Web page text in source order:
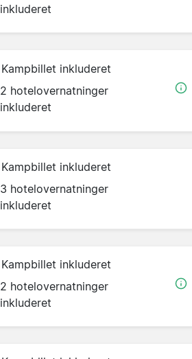
inkluderet
Kampbillet inkluderet
2 hotelovernatninger
inkluderet
Kampbillet inkluderet
3 hotelovernatninger
inkluderet
Kampbillet inkluderet
2 hotelovernatninger
inkluderet